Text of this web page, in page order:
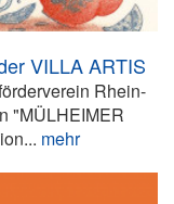
VILLA ARTIS
Rhein-
"MÜLHEIMER
mehr